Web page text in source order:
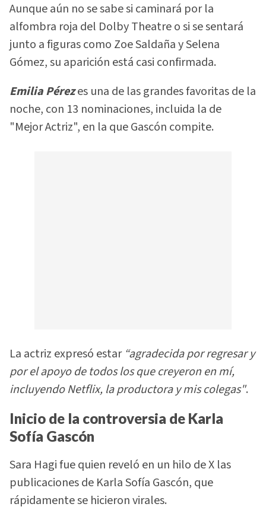
Aunque aún no se sabe si caminará por la
alfombra roja del Dolby Theatre o si se sentará
junto a figuras como Zoe Saldaña y Selena
Gómez, su aparición está casi confirmada.
Emilia Pérezes una de las grandes favoritas de la
noche, con 13 nominaciones, incluida la de
"Mejor Actriz", en la que Gascón compite.
La actriz expresó estar “agradecida por regresar y
por el apoyo de todos los que creyeron en mí,
incluyendo Netflix, la productora y mis colegas".
Inicio de la controversia de Karla
Sofía Gascón
Sara Hagi fue quien reveló en un hilo de X las
publicaciones de Karla Sofía Gascón, que
rápidamente se hicieron virales.